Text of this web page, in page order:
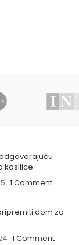
kosilice
1 Comment
dom za
1 Comment